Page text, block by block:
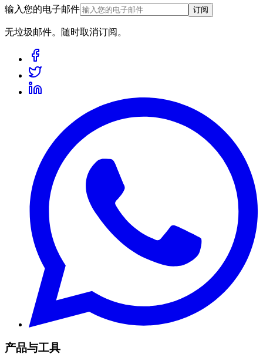
输入您的电子邮件 订阅
无垃圾邮件。随时取消订阅。
产品与工具